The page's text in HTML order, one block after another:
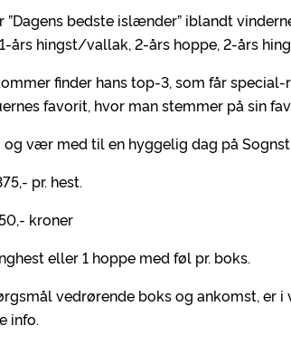
”Dagens bedste islænder” iblandt
års hingst/vallak, 2-års hoppe, 2-års
finder hans top-3, som får
favorit, hvor man stemmer på sin
og vær med til en hyggelig dag på
pr. hest.
kroner
eller 1 hoppe med føl pr. boks.
vedrørende boks og ankomst, er
info.